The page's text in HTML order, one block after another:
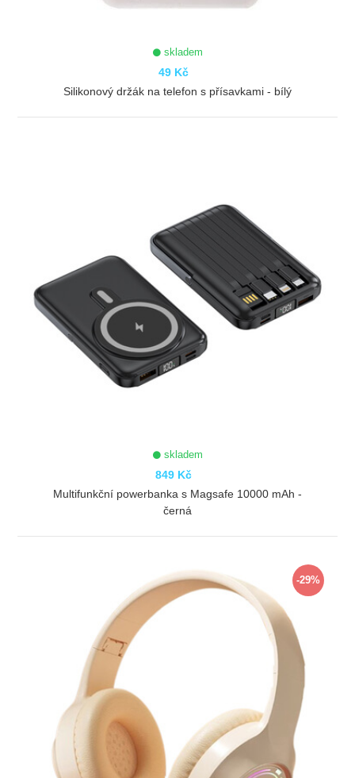
skladem
49 Kč
Silikonový držák na telefon s přísavkami - bílý
skladem
849 Kč
Multifunkční powerbanka s Magsafe 10000 mAh -
černá
-29%